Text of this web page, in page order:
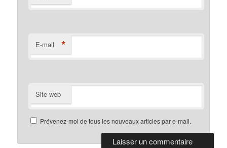
E-mail *
Site web
Prévenez-moi de tous les nouveaux articles par e-mail.